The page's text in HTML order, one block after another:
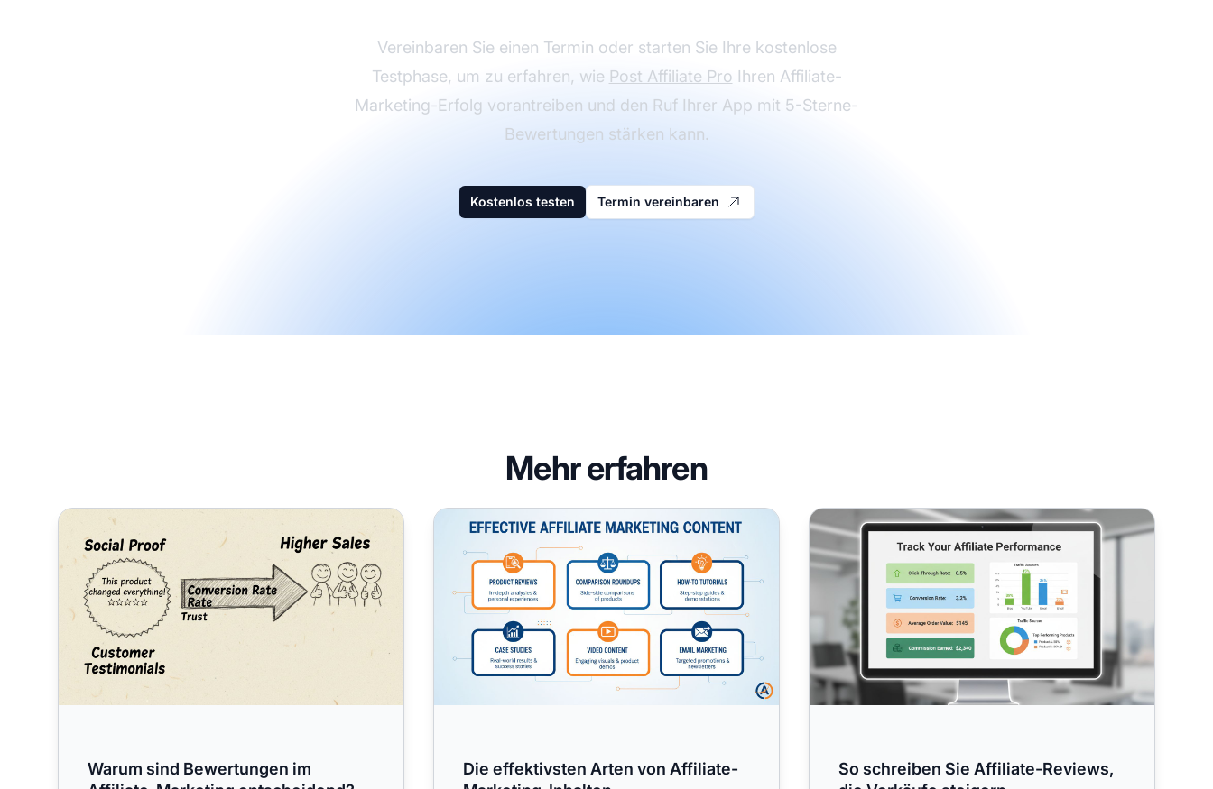
Vereinbaren Sie einen Termin oder starten Sie Ihre kostenlose
Testphase, um zu erfahren, wie Post Affiliate Pro Ihren Affiliate-
Marketing-Erfolg vorantreiben und den Ruf Ihrer App mit 5-Sterne-
Bewertungen stärken kann.
Kostenlos testen Termin vereinbaren
Mehr erfahren
Warum sind Bewertungen im Affiliate-Marketing entscheidend?
Warum sind Bewertungen im
Die effektivsten Arten von Affiliate-Marketing-Inhalten
Die effektivsten Arten von Affiliate-
So schreiben Sie Affiliate-Reviews, die Verkäufe steigern
So schreiben Sie Affiliate-Reviews,